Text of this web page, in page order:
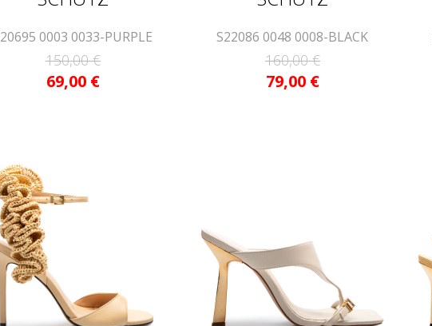
0003 0033-PURPLE
150,00 €
69,00 €
S22086 0048 0008-BLACK
160,00 €
79,00 €